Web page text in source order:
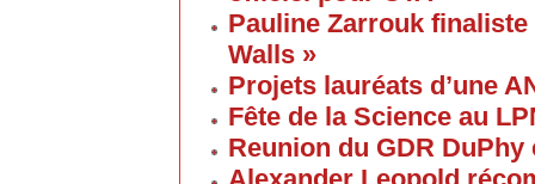
Pauline Zarrouk
Walls »
Projets lauréats d’une
Fête de la Science au
Reunion du GDR DuPhy